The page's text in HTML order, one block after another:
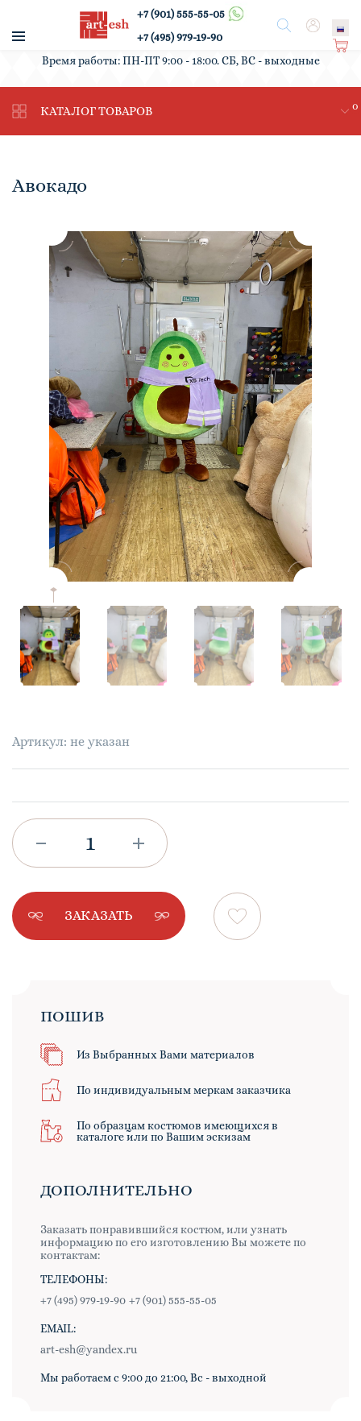
Поиск
+7 (901) 555-55-05
+7 (495) 979-19-90
Ко
ин
а
0
Вход
/
Время работы: ПН-ПТ 9:00 - 18:00. СБ, ВС - выходные
КАТАЛОГ ТОВАРОВ
Авокадо
Артикул: не указан
ЗАКАЗАТЬ
ПОШИВ
Из Выбранных Вами материалов
По индивидуальным меркам заказчика
По образцам костюмов имеющихся в
каталоге или по Вашим эскизам
ДОПОЛНИТЕЛЬНО
Заказать понравившийся костюм, или узнать
информацию по его изготовлению Вы можете по
контактам:
ТЕЛЕФОНЫ:
+7 (495) 979-19-90 +7 (901) 555-55-05
EMAIL:
art-esh@yandex.ru
Мы работаем с 9:00 до 21:00, Вс - выходной